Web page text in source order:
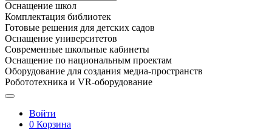
Оснащение школ
Комплектация библиотек
Готовые решения для детских садов
Оснащение университетов
Современные школьные кабинеты
Оснащение по национальным проектам
Оборудование для создания медиа-пространств
Робототехника и VR-оборудование
Войти
0 Корзина